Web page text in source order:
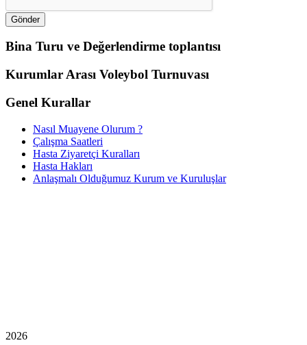
Bina Turu ve Değerlendirme toplantısı
Kurumlar Arası Voleybol Turnuvası
Genel Kurallar
Nasıl Muayene Olurum ?
Çalışma Saatleri
Hasta Ziyaretçi Kuralları
Hasta Hakları
Anlaşmalı Olduğumuz Kurum ve Kuruluşlar
2026